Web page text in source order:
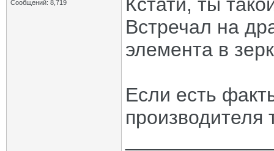
Сообщений: 8,719
Встречал на
элемента в
Если есть
производителя